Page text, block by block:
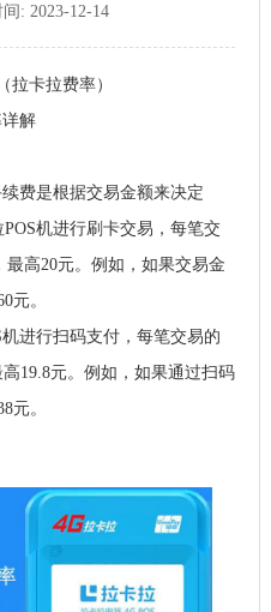
: 2023-12-14
拉卡拉费率）
解
费是根据交易金额来决定
机进行刷卡交易，每笔交
高20元。例如，如果交易金
元。
进行扫码支付，每笔交易的
19.8元。例如，如果通过扫码
元。